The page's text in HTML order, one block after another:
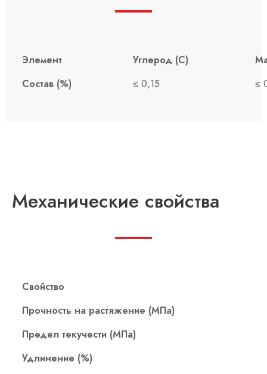
Элемент Углерод (С)
Состав (%)
≤ 0,15 ≤
Механические свойства
Свойство
Прочность на растяжение (МПа)
Предел текучести (МПа)
Удлинение (%)